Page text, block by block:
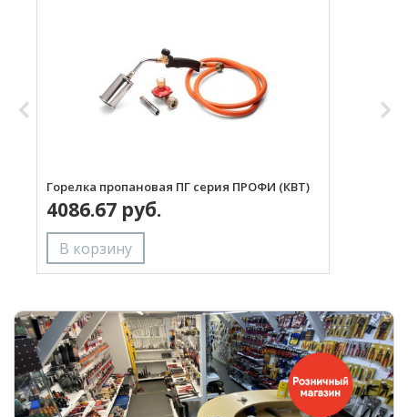
Горелка пропановая ПГ серия ПРОФИ (КВТ)
4086.67 руб.